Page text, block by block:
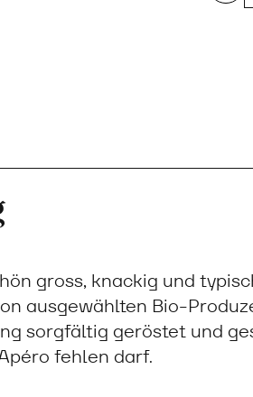
gross, knackig und
ausgewählten Bio-
sorgfältig geröstet und
fehlen darf.